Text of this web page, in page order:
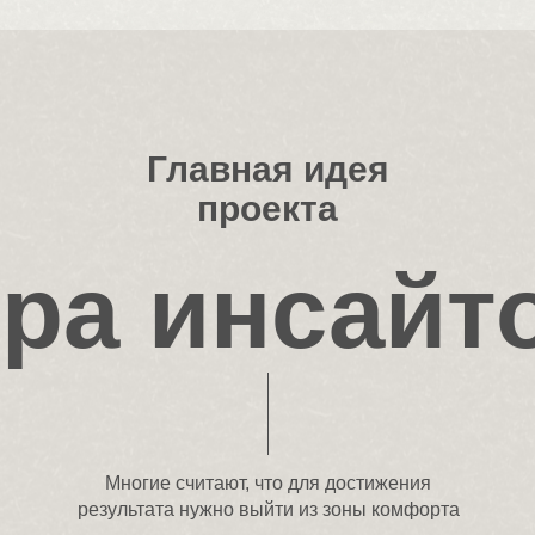
Главная идея
проекта
Многие считают, что для достижения
результата нужно выйти из зоны комфорта
ра